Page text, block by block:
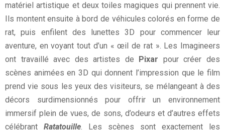
matériel artistique et deux toiles magiques qui prennent vie.
Ils montent ensuite à bord de véhicules colorés en forme de
rat, puis enfilent des lunettes 3D pour commencer leur
aventure, en voyant tout d’un « œil de rat ». Les Imagineers
ont travaillé avec des artistes de Pixar pour créer des
scènes animées en 3D qui donnent l’impression que le film
prend vie sous les yeux des visiteurs, se mélangeant à des
décors surdimensionnés pour offrir un environnement
immersif plein de vues, de sons, d’odeurs et d’autres effets
célébrant Ratatouille. Les scènes sont exactement les